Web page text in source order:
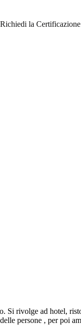
Richiedi la Certificazione
rivolge ad hotel,
persone , per poi